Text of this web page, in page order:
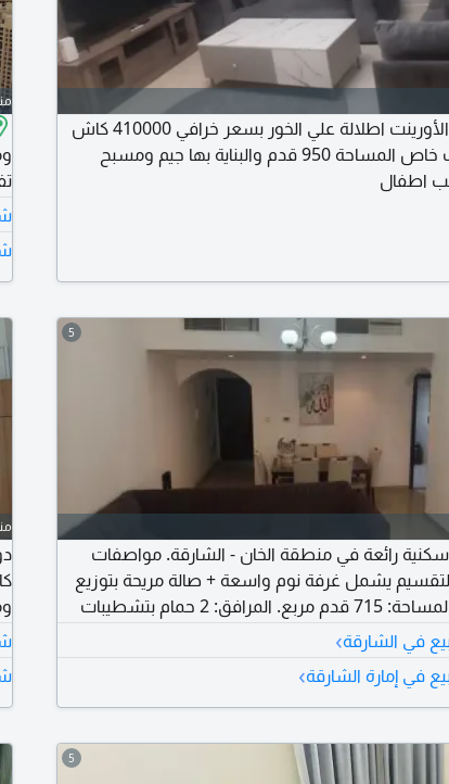
غرفة وصالة بأبراج الأورينت اطلالة علي الخور بسعر خرافي 410000 كاش
والشقة بها موقف خاص المساحة 950 قدم والبناية بها جيم ومسبح
اطفال
5
رائعة في منطقة الخان - الشارقة. مواصفات
يشمل غرفة نوم واسعة + صالة مريحة بتوزيع
ممتاز للمساحات. المساحة: 715 قدم مربع. المرافق: 2 حمام بتشطيبات
إطلالة مفتوحة تضمن إضاءة طبيعية. تفاصيلفي الشارقة›
في إمارة الشارقة›
منذ
5